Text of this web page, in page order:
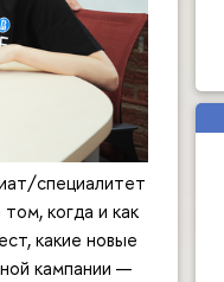
специалитет
когда и как
какие новые
кампании —